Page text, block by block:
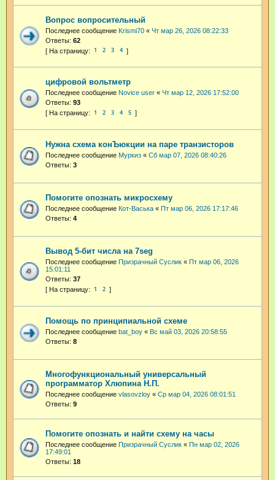
Вопрос вопросительный
Последнее сообщение Krismi70 « Чт мар 26, 2026 08:22:33
Ответы: 62
1 2 3 4
цифровой вольтметр
Последнее сообщение Novice user « Чт мар 12, 2026 17:52:00
Ответы: 93
1 2 3 4 5
Нужна схема конЪюкции на паре транзисторов
Последнее сообщение Муркиз « Сб мар 07, 2026 08:40:26
Ответы: 3
Помогите опознать микросхему
Последнее сообщение Кот-Васька « Пт мар 06, 2026 17:17:46
Ответы: 4
Вывод 5-бит числа на 7seg
Последнее сообщение Призрачный Суслик « Пт мар 06, 2026
15:01:11
Ответы: 37
1 2
Помощь по принципиальной схеме
Последнее сообщение bat_boy « Вс май 03, 2026 20:58:55
Ответы: 8
Многофункциональный универсальный
программатор Хлюпина Н.П.
Последнее сообщение vlasovzloy « Ср мар 04, 2026 08:01:51
Ответы: 9
Помогите опознать и найти схему на часы
Последнее сообщение Призрачный Суслик « Пн мар 02, 2026
17:49:01
Ответы: 18